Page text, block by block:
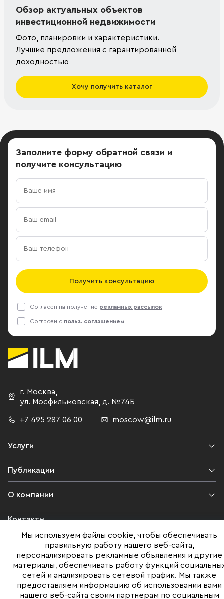
Обзор актуальных объектов
инвестиционной недвижимости
Фото, планировки и характеристики.
Лучшие предложения с гарантированной
доходностью
Хочу получить каталог
Заполните форму обратной связи и
получите консультацию
Получить консультацию
Согласен на получение рекламных рассылок
Согласен с польз. соглашением
г. Москва,
ул. Мосфильмовская, д. №74Б
+7 495 287 06 00 moscow@ilm.ru
Услуги
Публикации
О компании
Контакты
Юридическая информация
©ILM 2009-2026. Все права защищены
Мы используем файлы cookie, чтобы обеспечивать
правильную работу нашего веб-сайта,
персонализировать рекламные объявления и другие
материалы, обеспечивать работу функций
сетей и анализировать сетевой трафик. Мы также
предоставляем информацию об использовании вами
нашего веб-сайта своим партнерам по социальным